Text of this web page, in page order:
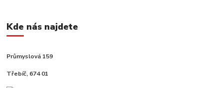
Kde nás najdete
Průmyslová 159
Třebíč, 674 01